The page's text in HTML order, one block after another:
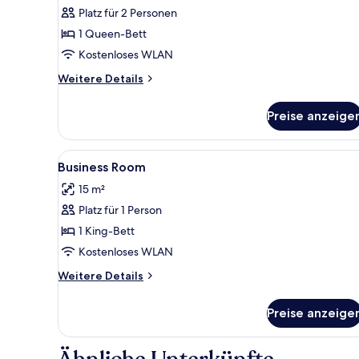
Platz für 2 Personen
1 Queen-Bett
Kostenloses WLAN
Weitere Details
Weitere
Preise
Alle
Fotos
für
Business
Room
anzeigen
Kostenlose Minibar,
2
Business Room
15 m²
Platz für 1 Person
1 King-Bett
Kostenloses WLAN
Weitere Details
Weitere
Room
Preise